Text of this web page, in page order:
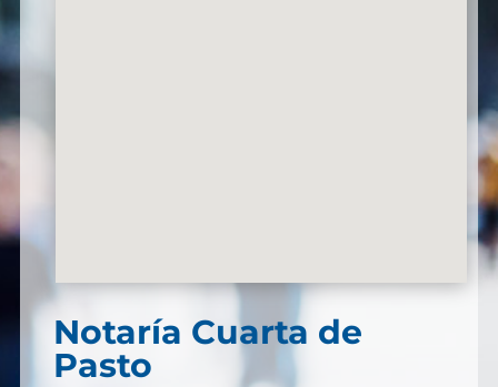
Notaría Cuarta de
Pasto